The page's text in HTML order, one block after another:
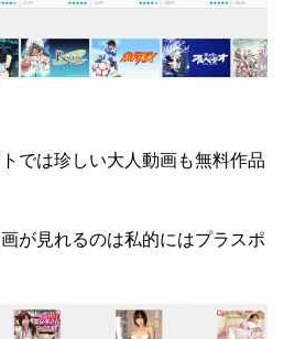
では珍しい大人動画も無料作品
が見れるのは私的にはプラスポ